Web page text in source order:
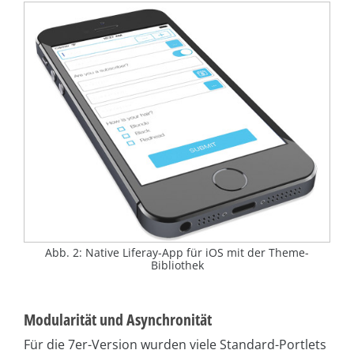
Abb. 2: Native Liferay-App für iOS mit der Theme-
Bibliothek
Modularität und Asynchronität
Für die 7er-Version wurden viele Standard-Portlets